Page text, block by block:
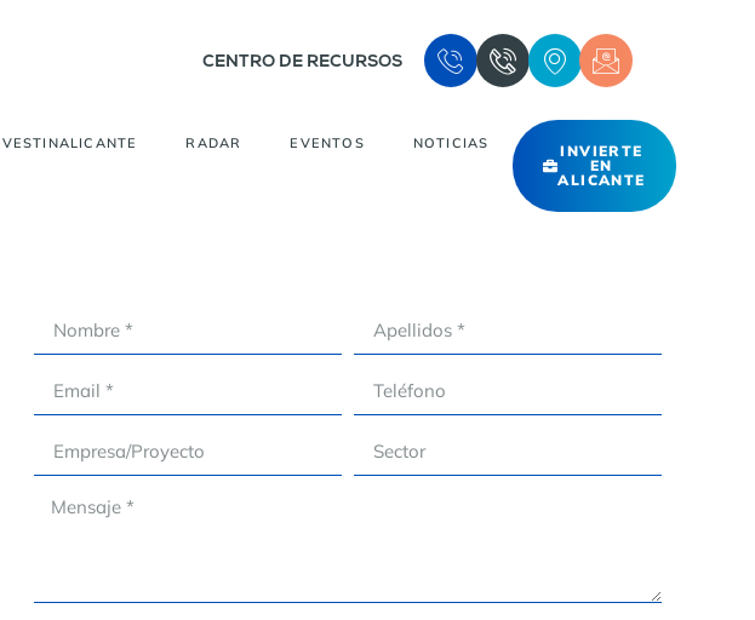
CENTRO DE RECURSOS
RADAR EVENTOS NOTICIAS
INVIERTE
EN
ALICANTE